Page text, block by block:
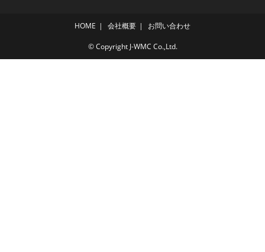
HOME 会社概要 お問い合わせ
© Copyright J-WMC Co.,Ltd.